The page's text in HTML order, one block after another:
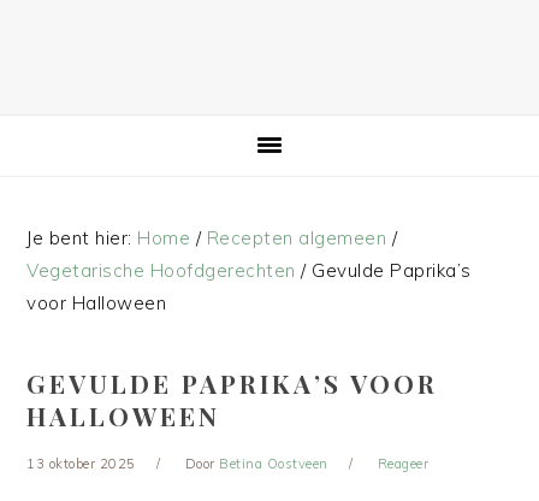
Je bent hier: Home / Recepten algemeen /
Vegetarische Hoofdgerechten /Gevulde Paprika’s
voor Halloween
GEVULDE PAPRIKA’S VOOR
HALLOWEEN
13 oktober 2025 Door Betina Oostveen Reageer